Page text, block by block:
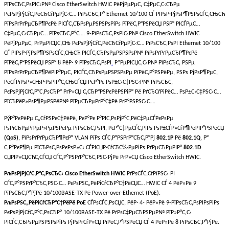
РїРѕСЂС‚РѕРІС‹Р№ Cisco EtherSwitch HWIC РёРјРµРµС‚ С‡РµС‚С‹СЂРµ
РєРѕРјРјСѓС‚РёСЂСѓРµРјС‹С… РїРѕСЂС‚Р° Ethernet 10/100 СЃ РІРѕР·РјРѕР¶РЅРѕСЃС‚СЊСЋ
РїРѕРґРґРµСЂР¶РєРё РІСЃС‚СЂРѕРµРЅРЅРѕРіРѕ РїРёС‚Р°РЅРёСЏ РЅР° РІСЃРµС…
С‡РµС‚С‹СЂРµС… РїРѕСЂС‚Р°С…. 9-РїРѕСЂС‚РѕРІС‹Р№ Cisco EtherSwitch HWIC
РёРјРµРµС‚ РґРµРІСЏС‚СЊ РєРѕРјРјСѓС‚РёСЂСѓРµРјС‹С… РїРѕСЂС‚РѕРІ Ethernet 10/100
СЃ РІРѕР·РјРѕР¶РЅРѕСЃС‚СЊСЋ РІСЃС‚СЂРѕРµРЅРЅРѕР№ РїРѕРґРґРµСЂР¶РєРё
РїРёС‚Р°РЅРёСЏ РЅР° 8 РёР· 9 РїРѕСЂС‚РѕРІ . Р”РµРІСЏС‚С‹Р№ РїРѕСЂС‚ РЅРµ
РїРѕРґРґРµСЂР¶РёРІР°РµС‚ РІСЃС‚СЂРѕРµРЅРЅРѕРµ РїРёС‚Р°РЅРёРµ, РЅРѕ РјРѕР¶РµС‚
РёСЃРїРѕР»СЊР·РѕРІР°С‚СЊСЃСЏ РєР°Рє РѕР±С‹С‡РЅС‹Р№ РїРѕСЂС‚
РєРѕРјРјСѓС‚Р°С‚РѕСЂР° РґР»СЏ С‚СЂР°РЅРєРёРЅРіР° Рё РґСЂСѓРіРёС… РѕР±С‹С‡РЅС‹С…
РїСЂРёР»РѕР¶РµРЅРёР№ РїРµСЂРµРґР°С‡Рё РґР°РЅРЅС‹С….
РўР°РєРёРµ С„СѓРЅРєС†РёРё, РєР°Рє Р°РІС‚РѕРјР°С‚РёС‡РµСЃРєРѕРµ
РѕРїСЂРµРґРµР»РµРЅРёРµ РїРѕСЂС‚РѕРІ, РєР°С‡РµСЃС‚РІРѕ РѕР±СЃР»СѓР¶РёРІР°РЅРёСЏ
(QoS), РїРѕРґРґРµСЂР¶РєР° VLAN РїРѕ СЃС‚Р°РЅРґР°СЂС‚Р°Рј 802.1P Рё 802.1Q, Р°
С‚Р°РєР¶Рµ РїСЂРѕС‚РѕРєРѕР»С‹ СЃРІСЏР·СѓСЋС‰РµРіРѕ РґРµСЂРµРІР° 802.1D
СЏРІР»СЏСЋС‚СЃСЏ СЃС‚Р°РЅРґР°СЂС‚РЅС‹РјРё РґР»СЏ Cisco EtherSwitch HWIC.
РљРѕРјРјСѓС‚Р°С‚РѕСЂС‹ Cisco EtherSwitch HWIC РґРѕСЃС‚СѓРїРЅС‹ РІ
СЃС‚Р°РЅРґР°СЂС‚РЅС‹С… РєРѕРЅС„РёРіСѓСЂР°С†РёСЏС… HWIC СЃ 4 РёР»Рё 9
РїРѕСЂС‚Р°РјРё 10/100BASE-TX Рё Power-over-Ethernet (PoE).
РљРѕРЅС„РёРіСѓСЂР°С†РёРё PoE СЃРѕСЃС‚РѕСЏС‚ РёР· 4- РёР»Рё 9-РїРѕСЂС‚РѕРІРѕРіРѕ
РєРѕРјРјСѓС‚Р°С‚РѕСЂР° 10/100BASE-TX Рё РґРѕС‡РµСЂРЅРµР№ РїР»Р°С‚С‹
РІСЃС‚СЂРѕРµРЅРЅРѕРіРѕ РјРѕРґСѓР»СЏ РїРёС‚Р°РЅРёСЏ СЃ 4 РёР»Рё 8 РїРѕСЂС‚Р°РјРё.